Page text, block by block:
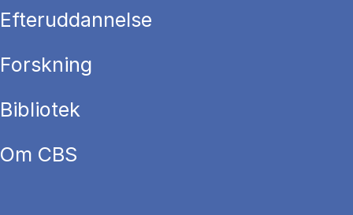
Efteruddannelse
Forskning
Bibliotek
Om CBS